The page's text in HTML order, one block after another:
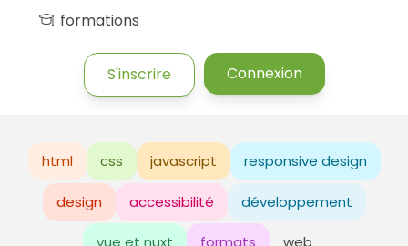
formations
S'inscrire Connexion
html css javascript responsive design
design accessibilité développement
vue et nuxt formats web